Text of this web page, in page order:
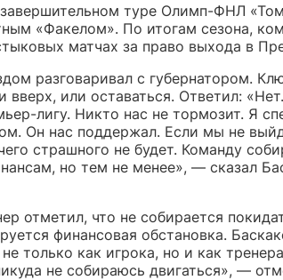
туре Олимп-ФНЛ
«Факелом». По итогам сезона,
матчах за право выхода в
разговаривал с губернатором.
вверх, или оставаться. Ответил:
лигу. Никто нас не тормозит. Я
Он нас поддержал. Если мы не
страшного не будет. Команду
но тем не менее», — сказал
отметил, что не собирается
финансовая обстановка.
не только как игрока, но и как
не собираюсь двигаться», —